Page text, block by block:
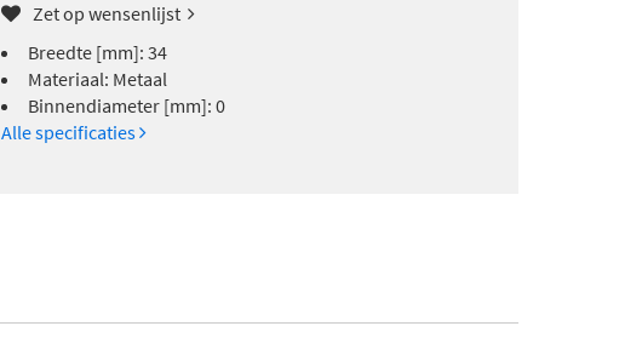
Zet op wensenlijst
Breedte [mm]: 34
Materiaal: Metaal
Binnendiameter [mm]: 0
Alle specificaties